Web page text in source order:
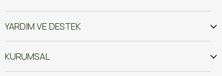
YARDIM VE DESTEK
KURUMSAL